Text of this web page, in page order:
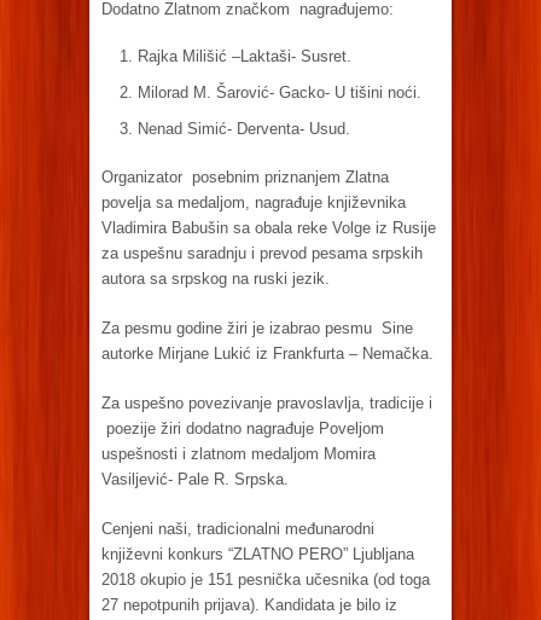
Dodatno Zlatnom značkom nagrađujemo:
Rajka Milišić –Laktaši- Susret.
Milorad M. Šarović- Gacko- U tišini noći.
Nenad Simić- Derventa- Usud.
Organizator posebnim priznanjem Zlatna
povelja sa medaljom, nagrađuje književnika
Vladimira Babušin sa obala reke Volge iz Rusije
za uspešnu saradnju i prevod pesama srpskih
autora sa srpskog na ruski jezik.
Za pesmu godine žiri je izabrao pesmu Sine
autorke Mirjane Lukić iz Frankfurta – Nemačka.
Za uspešno povezivanje pravoslavlja, tradicije i
poezije žiri dodatno nagrađuje Poveljom
uspešnosti i zlatnom medaljom Momira
Vasiljević- Pale R. Srpska.
Cenjeni naši, tradicionalni međunarodni
književni konkurs “ZLATNO PERO” Ljubljana
2018 okupio je 151 pesnička učesnika (od toga
27 nepotpunih prijava). Kandidata je bilo iz